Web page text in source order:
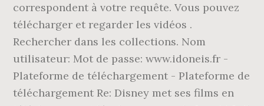
correspondent à votre requête. Vous pouvez
télécharger et regarder les vidéos .
Rechercher dans les collections. Nom
utilisateur: Mot de passe: www.idoneis.fr -
Plateforme de téléchargement - Plateforme de
téléchargement Re: Disney met ses films en